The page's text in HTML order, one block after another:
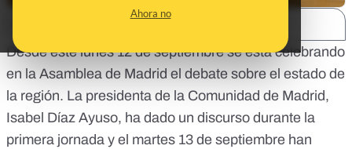
Ahora no
Desde este lunes 12 de septiembre se está celebrando
en la Asamblea de Madrid el debate sobre el estado de
la región. La presidenta de la Comunidad de Madrid,
Isabel Díaz Ayuso, ha dado un discurso durante la
primera jornada y el martes 13 de septiembre han